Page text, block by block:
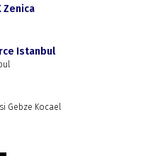
Zenica
Istanbul
Gebze Kocael